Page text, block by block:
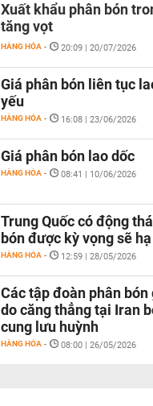
Xuất khẩu phân bón
tăng vọt
HÀNG HÓA - 20:09 | 20/07/2026
Giá phân bón liên tục
yếu
HÀNG HÓA - 16:08 | 23/06/2026
Giá phân bón lao dốc
HÀNG HÓA - 08:41 | 10/06/2026
Trung Quốc có động
bón được kỳ vọng sẽ
HÀNG HÓA - 12:59 | 28/05/2026
Các tập đoàn phân
do căng thẳng tại Iran
cung lưu huỳnh
HÀNG HÓA - 08:00 | 26/05/2026